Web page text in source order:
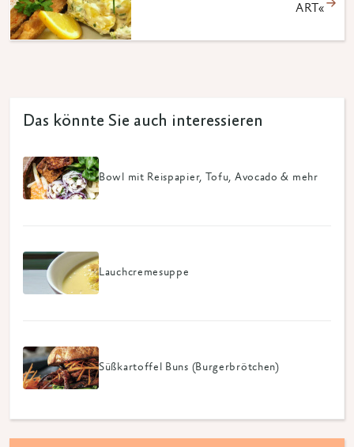
ART«
Das könnte Sie auch interessieren
Bowl mit Reispapier, Tofu, Avocado & mehr
Lauchcremesuppe
Süßkartoffel Buns (Burgerbrötchen)